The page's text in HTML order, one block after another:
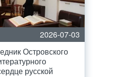
2026-07-03
Островского
русской